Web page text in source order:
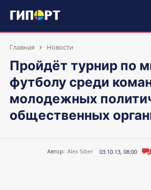
Главная Новости
Пройдёт турнир по
футболу среди
молодежных
общественных
Автор: Alex Siber 03.10.13, 08:00